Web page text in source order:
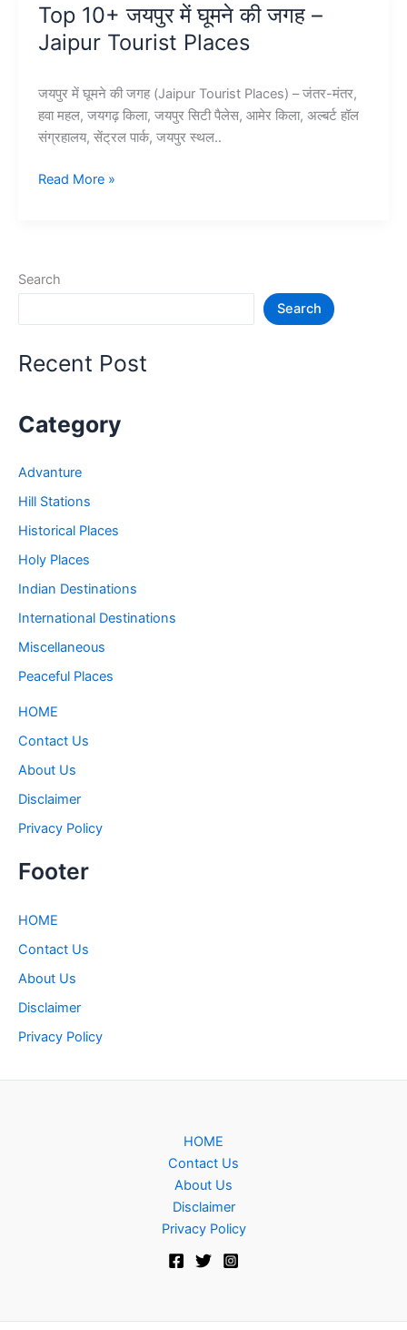
Top 10+ जयपुर में घूमने की जगह –
Jaipur Tourist Places
जयपुर में घूमने की जगह (Jaipur Tourist Places) – जंतर-मंतर,
हवा महल, जयगढ़ किला, जयपुर सिटी पैलेस, आमेर किला, अल्बर्ट हॉल
संग्रहालय, सेंट्रल पार्क, जयपुर स्थल..
Top
की
Tourist
Read More »
Search
Search
Recent Post
Category
Advanture
Hill Stations
Historical Places
Holy Places
Indian Destinations
International Destinations
Miscellaneous
Peaceful Places
HOME
Contact Us
About Us
Disclaimer
Privacy Policy
Footer
HOME
Contact Us
About Us
Disclaimer
Privacy Policy
HOME
Contact Us
About Us
Disclaimer
Privacy Policy